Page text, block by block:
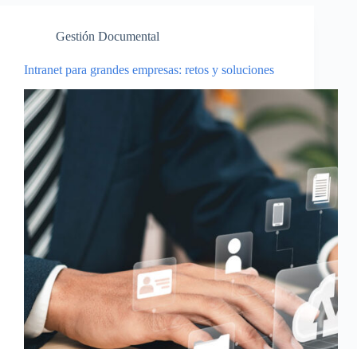
Gestión Documental
Intranet para grandes empresas: retos y soluciones